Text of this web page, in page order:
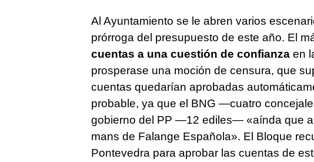
Al Ayuntamiento se le abren varios
prórroga del presupuesto de este año. El
cuentas a una cuestión de confianzaen
prosperase una moción de censura, que
cuentas quedarían aprobadas
probable, ya que el BNG —cuatro
gobierno del PP —12 ediles— «aínda que
mans de Falange Española». El Bloque
Pontevedra para aprobar las cuentas de